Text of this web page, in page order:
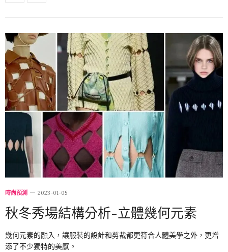
時尚預測 2023-01-05
秋冬秀場結構分析-立體幾何元素
幾何元素的融入，讓服裝的設計和剪裁都更符合人體美學之外，更增
添了不少獨特的美感。